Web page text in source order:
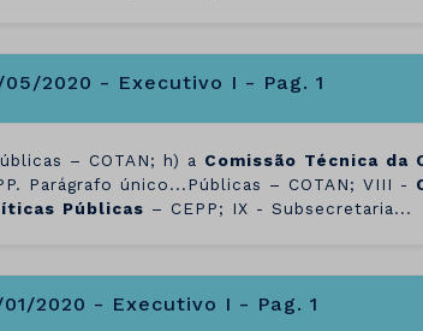
05/2020 - Executivo I - Pag. 1
– COTAN; h) a Comissão Técnica da
Parágrafo único...Públicas – COTAN; VIII -
Públicas – CEPP; IX - Subsecretaria...
2020 - Executivo I - Pag. 1